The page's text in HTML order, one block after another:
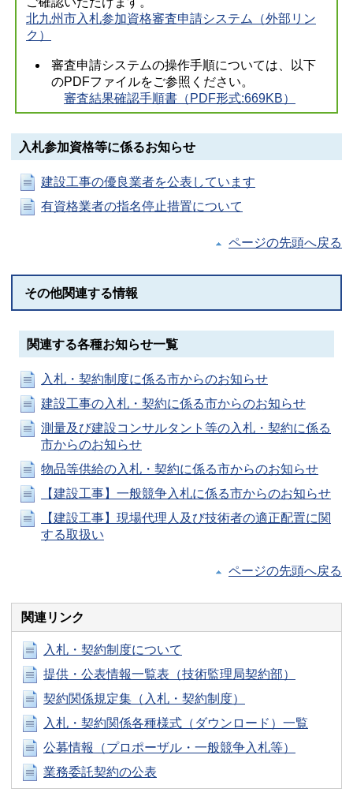
北九州市入札参加資格審査申請システム（外部リン
ク）
審査申請システムの操作手順については、以下
のPDFファイルをご参照ください。
審査結果確認手順書（PDF形式:669KB）
入札参加資格等に係るお知らせ
建設工事の優良業者を公表しています
有資格業者の指名停止措置について
ページの先頭へ戻る
その他関連する情報
関連する各種お知らせ一覧
入札・契約制度に係る市からのお知らせ
建設工事の入札・契約に係る市からのお知らせ
測量及び建設コンサルタント等の入札・契約に係る
市からのお知らせ
物品等供給の入札・契約に係る市からのお知らせ
【建設工事】一般競争入札に係る市からのお知らせ
【建設工事】現場代理人及び技術者の適正配置に関
する取扱い
ページの先頭へ戻る
関連リンク
入札・契約制度について
提供・公表情報一覧表（技術監理局契約部）
契約関係規定集（入札・契約制度）
入札・契約関係各種様式（ダウンロード）一覧
公募情報（プロポーザル・一般競争入札等）
業務委託契約の公表